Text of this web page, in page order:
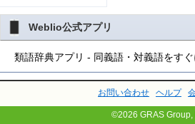
Weblio公式アプリ
類語辞典アプリ - 同義語・対義語をす
お問い合わせ ヘルプ
©2026 GRAS Group,